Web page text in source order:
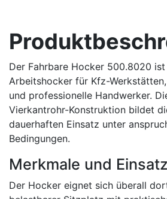
Der Fahrbare Hocker 500.8020
Arbeitshocker für Kfz-
und professionelle Handwerker.
Vierkantrohr-Konstruktion bildet
dauerhaften Einsatz unter
Bedingungen.
Merkmale und
Der Hocker eignet sich überall